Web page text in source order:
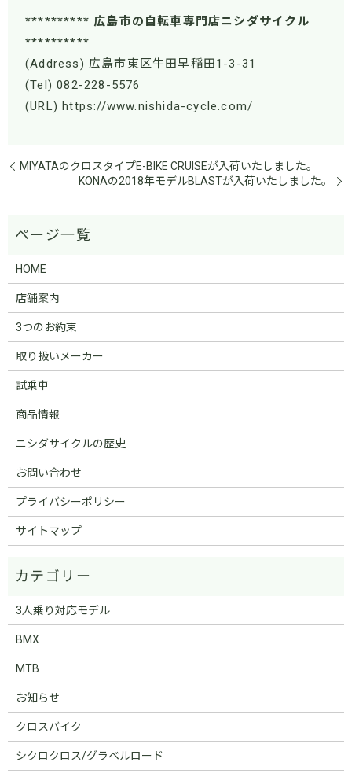
********** 広島市の自転車専門店ニシダサイクル
**********
(Address) 広島市東区牛田早稲田1-3-31
(Tel) 082-228-5576
(URL) https://www.nishida-cycle.com/
MIYATAのクロスタイプE-BIKE CRUISEが入荷いたしました。
KONAの2018年モデルBLASTが入荷いたしました。
HOME
店舗案内
3つのお約束
取り扱いメーカー
試乗車
商品情報
ニシダサイクルの歴史
お問い合わせ
プライバシーポリシー
サイトマップ
3人乗り対応モデル
BMX
MTB
お知らせ
クロスバイク
シクロクロス/グラベルロード